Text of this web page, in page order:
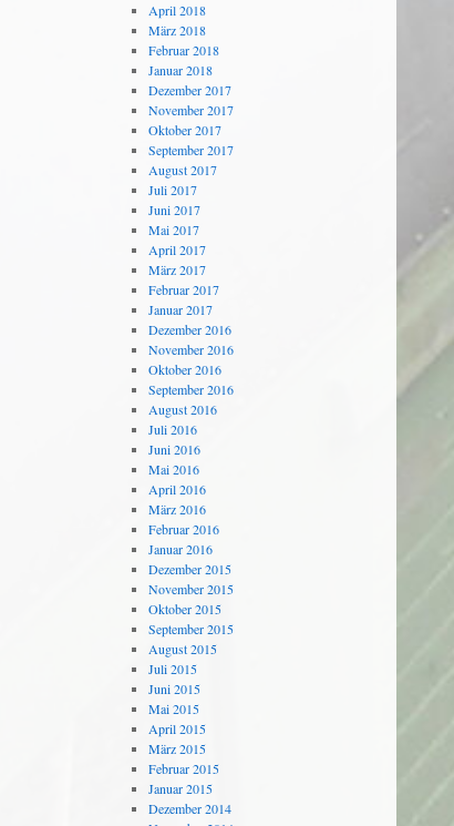
April 2018
März 2018
Februar 2018
Januar 2018
Dezember 2017
November 2017
Oktober 2017
September 2017
August 2017
Juli 2017
Juni 2017
Mai 2017
April 2017
März 2017
Februar 2017
Januar 2017
Dezember 2016
November 2016
Oktober 2016
September 2016
August 2016
Juli 2016
Juni 2016
Mai 2016
April 2016
März 2016
Februar 2016
Januar 2016
Dezember 2015
November 2015
Oktober 2015
September 2015
August 2015
Juli 2015
Juni 2015
Mai 2015
April 2015
März 2015
Februar 2015
Januar 2015
Dezember 2014